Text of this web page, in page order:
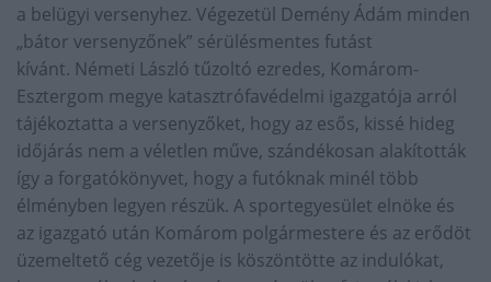
a belügyi versenyhez. Végezetül Demény Ádám minden
„bátor versenyzőnek” sérülésmentes futást
kívánt. Németi László tűzoltó ezredes, Komárom-
Esztergom megye katasztrófavédelmi igazgatója arról
tájékoztatta a versenyzőket, hogy az esős, kissé hideg
időjárás nem a véletlen műve, szándékosan alakították
így a forgatókönyvet, hogy a futóknak minél több
élményben legyen részük. A sportegyesület elnöke és
az igazgató után Komárom polgármestere és az erődöt
üzemeltető cég vezetője is köszöntötte az indulókat,